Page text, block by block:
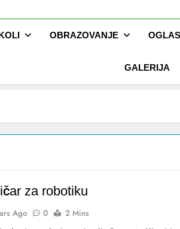
OBRAZOVANJE
GALERIJA
za robotiku
Ago 0
2 Mins